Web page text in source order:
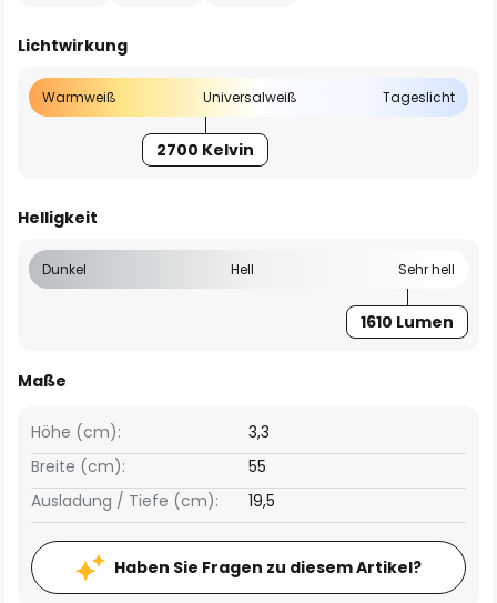
Lichtwirkung
Warmweiß Universalweiß Tageslicht
2700 Kelvin
Helligkeit
Dunkel Hell Sehr hell
1610 Lumen
Maße
Breite (cm): 55
Höhe (cm): 3,3
Ausladung / Tiefe (cm): 19,5
Haben Sie Fragen zu diesem Artikel?